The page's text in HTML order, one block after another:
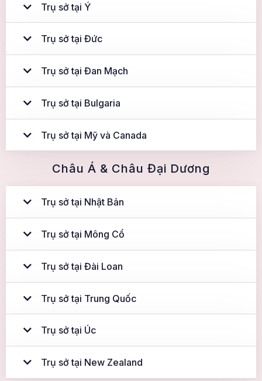
Châu Á & Châu Đại Dương
Trụ sở tại Nhật Bản
Trụ sở tại Mông Cổ
Trụ sở tại Đài Loan
Trụ sở tại Trung Quốc
Trụ sở tại Úc
Trụ sở tại New Zealand
Trụ sở tại Ý
Trụ sở tại Đức
Trụ sở tại Đan Mạch
Trụ sở tại Bulgaria
Trụ sở tại Mỹ và Canada